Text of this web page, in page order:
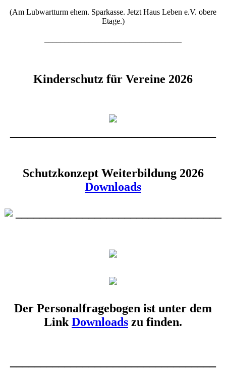
(Am Lubwartturm ehem. Sparkasse. Jetzt Haus Leben e.V. obere
Etage.)
Kinderschutz für Vereine 2026
Schutzkonzept Weiterbildung 2026
Downloads
Der Personalfragebogen ist unter dem
Link Downloads zu finden.